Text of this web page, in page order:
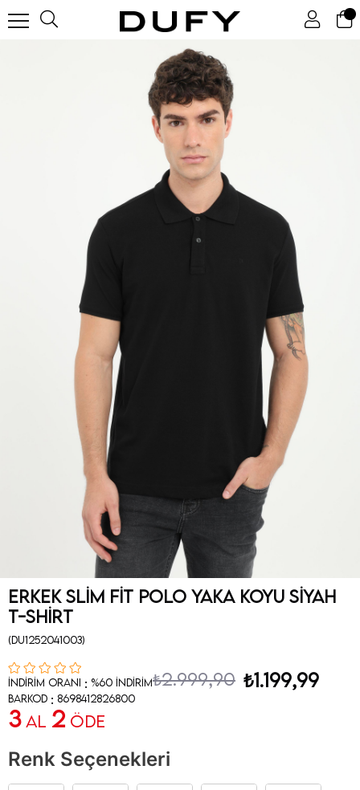
Erkek Slim Fit Polo Yaka Koyu Siyah
T-Shirt
(DU1252041003)
İndirim Oranı : %60 İndirim₺2.999,90 ₺1.199,99
Barkod : 8698412826800
3AL 2 ÖDE
Renk Seçenekleri